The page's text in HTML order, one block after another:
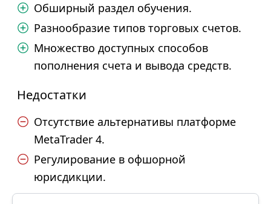
Обширный раздел обучения.
Разнообразие типов торговых счетов.
Множество доступных способов
пополнения счета и вывода средств.
Недостатки
Отсутствие альтернативы платформе
MetaTrader 4.
Регулирование в офшорной
юрисдикции.